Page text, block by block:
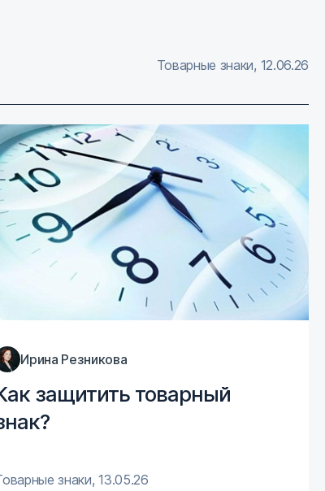
Товарные знаки, 12.06.26
защитить товарный
Ирина Резникова
знаки,13.05.26